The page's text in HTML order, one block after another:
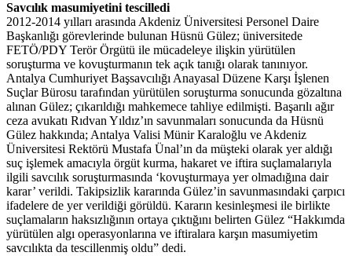
Savcılık masumiyetini tescilledi
2012-2014 yılları arasında Akdeniz Üniversitesi Personel Daire
Başkanlığı görevlerinde bulunan Hüsnü Gülez; üniversitede
FETÖ/PDY Terör Örgütü ile mücadeleye ilişkin yürütülen
soruşturma ve kovuşturmanın tek açık tanığı olarak tanınıyor.
Antalya Cumhuriyet Başsavcılığı Anayasal Düzene Karşı İşlenen
Suçlar Bürosu tarafından yürütülen soruşturma sonucunda gözaltına
alınan Gülez; çıkarıldığı mahkemece tahliye edilmişti. Başarılı ağır
ceza avukatı Rıdvan Yıldız’ın savunmaları sonucunda da Hüsnü
Gülez hakkında; Antalya Valisi Münir Karaloğlu ve Akdeniz
Üniversitesi Rektörü Mustafa Ünal’ın da müşteki olarak yer aldığı
suç işlemek amacıyla örgüt kurma, hakaret ve iftira suçlamalarıyla
ilgili savcılık soruşturmasında ‘kovuşturmaya yer olmadığına dair
karar’ verildi. Takipsizlik kararında Gülez’in savunmasındaki çarpıcı
ifadelere de yer verildiği görüldü. Kararın kesinleşmesi ile birlikte
suçlamaların haksızlığının ortaya çıktığını belirten Gülez “Hakkımda
yürütülen algı operasyonlarına ve iftiralara karşın masumiyetim
savcılıkta da tescillenmiş oldu” dedi.